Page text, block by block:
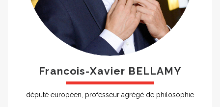
Francois-Xavier BELLAMY
député européen, professeur agrégé de philosophie